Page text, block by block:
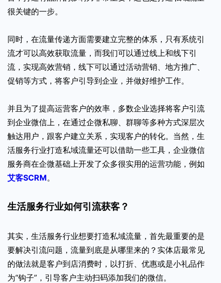
很关键的一步。
同时，在流量传递方面需要建立完整的体系，只有系统引
流才可以高效获取流量，而我们可以通过线上和线下引
流，实现高效营销，线下可以通过活动营销、地方推广、
促销等方式，将客户引导到企业，并做好维护工作。
并且为了提高运营客户的效率，多数企业选择将客户引流
到企业微信上，在通过企微私聊、群聊等多种方式深层次
触达用户，跟客户建立关系，实现客户的转化。当然，生
活服务行业打造私域流量还可以借助一些工具，企业微信
服务商在企微基础上开发了众多很实用的运营功能，例如
艾客SCRM。
生活服务行业如何引流获客？
其实，生活服务行业想要打造私域流量，首先最重要的是
要解决引流问题，流量到底是从哪里来的？实体店最常见
的做法就是客户到店消费时，以打折、优惠或是小礼品作
为“钩子”，引导客户主动扫码添加我们的微信。